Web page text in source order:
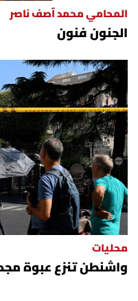
شروط الإشتراك
المحامي محمد آصف ناصر
الجنون فنون
محليات
واشنطن تنزع عبوة